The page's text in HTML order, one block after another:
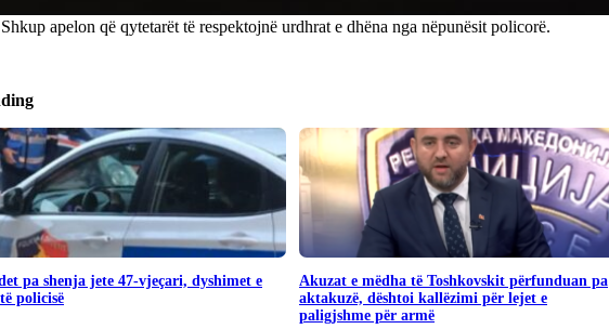
apelon që qytetarët të respektojnë urdhrat e dhëna nga nëpunësit policorë.
pa shenja jete 47-vjeçari, dyshimet e
policisë
Akuzat e mëdha të Toshkovskit përfunduan pa
aktakuzë, dështoi kallëzimi për lejet e
paligjshme për armë